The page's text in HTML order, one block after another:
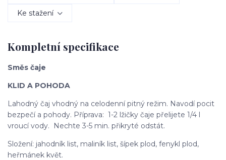
Ke stažení
Kompletní specifikace
Směs čaje
KLID A POHODA
Lahodný čaj vhodný na celodenní pitný režim. Navodí pocit
bezpečí a pohody. Příprava: 1-2 lžičky čaje přelijete 1/4 l
vroucí vody. Nechte 3-5 min. přikryté odstát.
Složení: jahodník list, maliník list, šípek plod, fenykl plod,
heřmánek květ.